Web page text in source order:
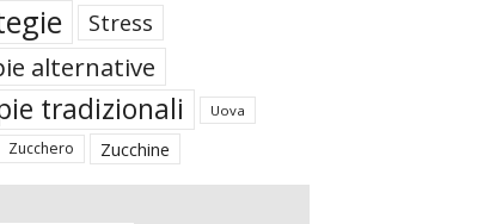
Stress
alternative
tradizionali Uova
Zucchero Zucchine